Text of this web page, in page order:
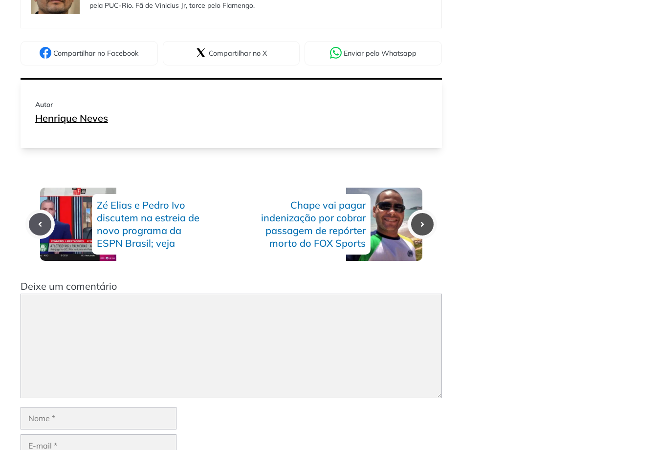
pela PUC-Rio. Fã de Vinicius Jr, torce pelo Flamengo.
Compartilhar no Facebook Compartilhar no X Enviar pelo Whatsapp
Autor
Henrique Neves
Zé Elias e Pedro Ivo
discutem na estreia de
novo programa da
ESPN Brasil; veja
Chape vai pagar
indenização por cobrar
passagem de repórter
morto do FOX Sports
Deixe um comentário
Nome